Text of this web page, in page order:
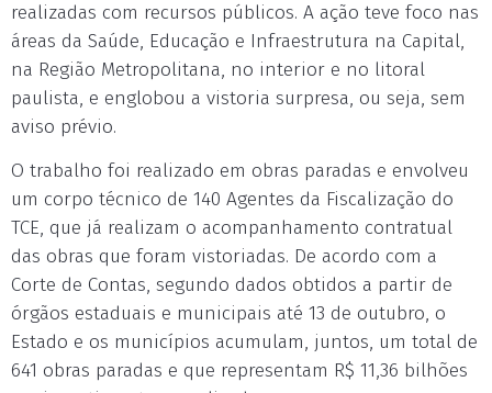
realizadas com recursos públicos. A ação teve foco nas
áreas da Saúde, Educação e Infraestrutura na Capital,
na Região Metropolitana, no interior e no litoral
paulista, e englobou a vistoria surpresa, ou seja, sem
aviso prévio.
O trabalho foi realizado em obras paradas e envolveu
um corpo técnico de 140 Agentes da Fiscalização do
TCE, que já realizam o acompanhamento contratual
das obras que foram vistoriadas. De acordo com a
Corte de Contas, segundo dados obtidos a partir de
órgãos estaduais e municipais até 13 de outubro, o
Estado e os municípios acumulam, juntos, um total de
641 obras paradas e que representam R$ 11,36 bilhões